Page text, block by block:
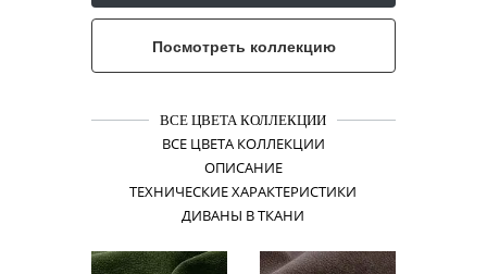
Посмотреть коллекцию
ВСЕ ЦВЕТА КОЛЛЕКЦИИ
ВСЕ ЦВЕТА КОЛЛЕКЦИИ
ОПИСАНИЕ
ТЕХНИЧЕСКИЕ ХАРАКТЕРИСТИКИ
ДИВАНЫ В ТКАНИ